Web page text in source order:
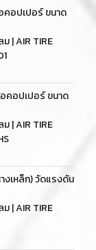
คอปเปอร์ ขนาด
| AIR TIRE
คอปเปอร์ ขนาด
| AIR TIRE
งเหล็ก) วัดแรงดัน
| AIR TIRE